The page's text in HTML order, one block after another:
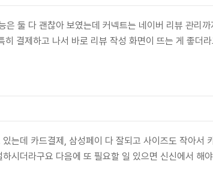
둘 다 괜찮아 보였는데 커넥트는 네이버 리뷰 관리까
결제하고 나서 바로 리뷰 작성 화면이 뜨는 게 좋더라
는데 카드결제, 삼성페이 다 잘되고 사이즈도 작아서
시더라구요 다음에 또 필요할 일 있으면 신신에서 해